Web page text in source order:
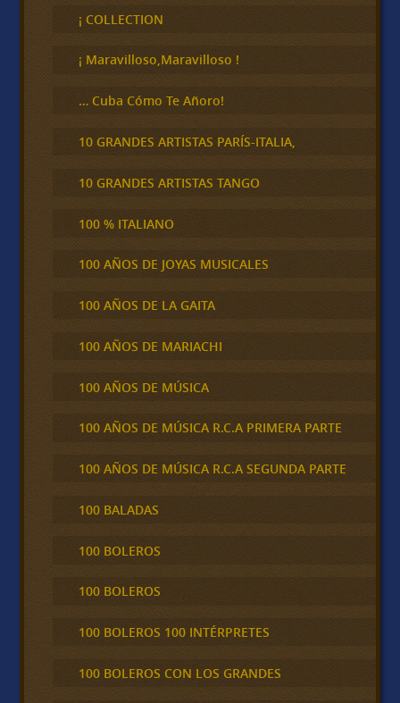
c
a
¡ COLLECTION
¡ Maravilloso,Maravilloso !
… Cuba Cómo Te Añoro!
10 GRANDES ARTISTAS PARÍS-ITALIA,
10 GRANDES ARTISTAS TANGO
100 % ITALIANO
100 AÑOS DE JOYAS MUSICALES
100 AÑOS DE LA GAITA
100 AÑOS DE MARIACHI
100 AÑOS DE MÚSICA
100 AÑOS DE MÚSICA R.C.A PRIMERA PARTE
100 AÑOS DE MÚSICA R.C.A SEGUNDA PARTE
100 BALADAS
100 BOLEROS
100 BOLEROS
100 BOLEROS 100 INTÉRPRETES
100 BOLEROS CON LOS GRANDES